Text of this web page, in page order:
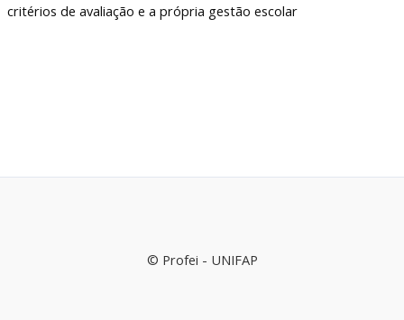
critérios de avaliação e a própria gestão escolar
© Profei - UNIFAP